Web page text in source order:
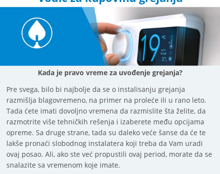
Kada je pravo vreme za uvođenje grejanja?
Pre svega, bilo bi najbolje da se o instalisanju grejanja
razmišlja blagovremeno, na primer na proleće ili u rano leto.
Tada ćete imati dovoljno vremena da razmislite šta želite, da
razmotrite više tehničkih rešenja i izaberete među opcijama
opreme. Sa druge strane, tada su daleko veće šanse da će te
lakše pronaći slobodnog instalatera koji treba da Vam uradi
ovaj posao. Ali, ako ste već propustili ovaj period, morate da se
snalazite sa vremenom koje imate.